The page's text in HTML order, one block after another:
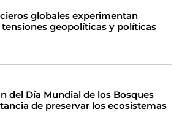
globales experimentan
geopolíticas y políticas
del Día Mundial de los Bosques
de preservar los ecosistemas